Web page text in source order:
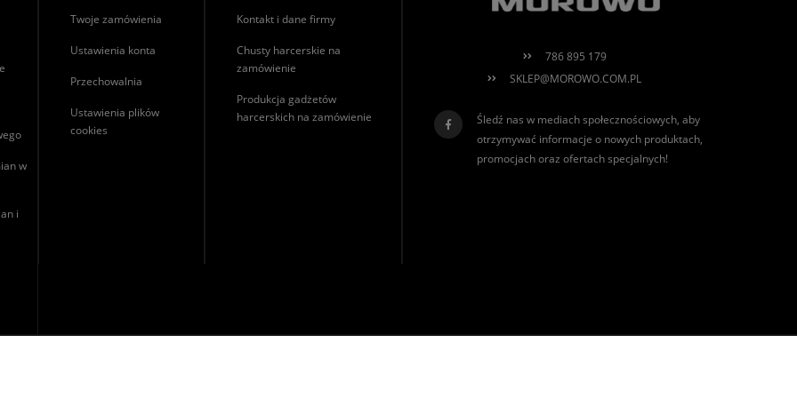
w
i
Twoje zamówienia
Ustawienia konta
Przechowalnia
Ustawienia plików
cookies
Kontakt i dane firmy
Chusty harcerskie na
zamówienie
Produkcja gadżetów
harcerskich na zamówienie
786 895 179
SKLEP@MOROWO.COM.PL
Śledź nas w mediach społecznościowych, aby
otrzymywać informacje o nowych produktach,
promocjach oraz ofertach specjalnych!